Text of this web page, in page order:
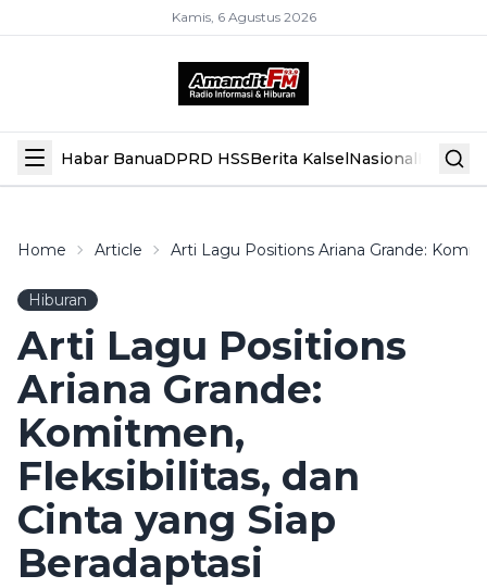
Kamis, 6 Agustus 2026
Habar BanuaDPRD HSSBerita KalselNasional Hiburan
Home Article Arti Lagu Positions Ariana Grande:
Hiburan
Arti Lagu Positions
Ariana Grande:
Komitmen,
Fleksibilitas, dan
Cinta yang Siap
Beradaptasi